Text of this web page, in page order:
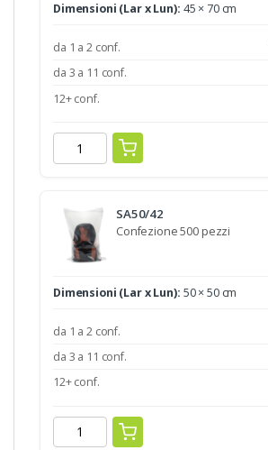
Dimensioni (Lar x Lun): 45 × 70 cm
da 1 a 2 conf.
da 3 a 11 conf.
12+ conf.
SA50/42
Confezione 500 pezzi
Dimensioni (Lar x Lun): 50 × 50 cm
da 1 a 2 conf.
da 3 a 11 conf.
12+ conf.